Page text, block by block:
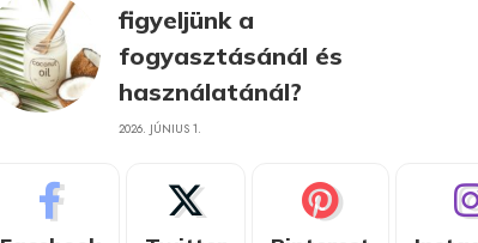
figyeljünk a
fogyasztásánál és
használatánál?
2026. JÚNIUS 1.